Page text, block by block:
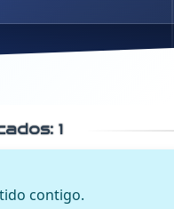
1
contigo.